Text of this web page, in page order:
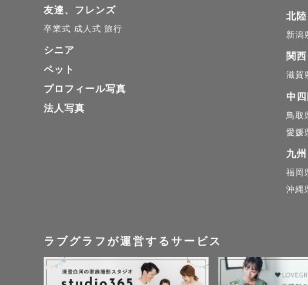
ーーーーーーーー
✿ゆうかりす。っ
旅行とカメラが大
出身の兵庫、大
ゲスト様らしさを
ーーーーーーーー
友達、フレンズ
卒業式 成人式 旅行
シニア
ペット
プロフィール写真
法人写真
北陸
新潟
関西
滋賀
中四
鳥取
愛媛
九
福岡
沖縄
ラブグラフが運営するサービス